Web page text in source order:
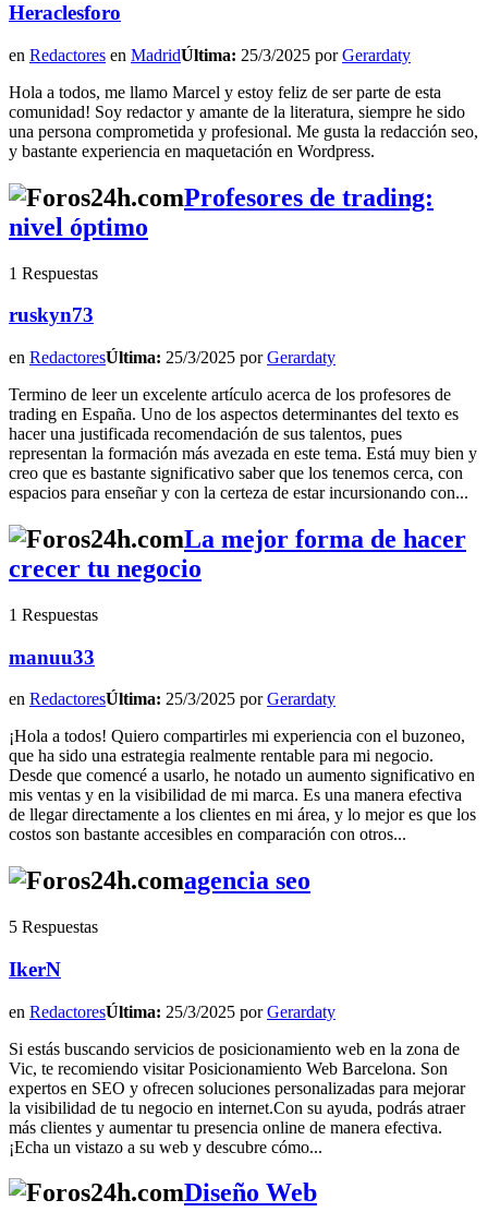
Heraclesforo
en Redactores en MadridÚltima: 25/3/2025 porGerardaty
Hola a todos, me llamo Marcel y estoy feliz de ser parte de esta
comunidad! Soy redactor y amante de la literatura, siempre he sido
una persona comprometida y profesional. Me gusta la redacción seo,
y bastante experiencia en maquetación en Wordpress.
Profesores de trading:
nivel óptimo
1 Respuestas
ruskyn73
en RedactoresÚltima: 25/3/2025 porGerardaty
Termino de leer un excelente artículo acerca de los profesores de
trading en España. Uno de los aspectos determinantes del texto es
hacer una justificada recomendación de sus talentos, pues
representan la formación más avezada en este tema. Está muy bien y
creo que es bastante significativo saber que los tenemos cerca, con
espacios para enseñar y con la certeza de estar incursionando con...
La mejor forma de hacer
crecer tu negocio
1 Respuestas
manuu33
en RedactoresÚltima: 25/3/2025 porGerardaty
¡Hola a todos! Quiero compartirles mi experiencia con el buzoneo,
que ha sido una estrategia realmente rentable para mi negocio.
Desde que comencé a usarlo, he notado un aumento significativo en
mis ventas y en la visibilidad de mi marca. Es una manera efectiva
de llegar directamente a los clientes en mi área, y lo mejor es que los
costos son bastante accesibles en comparación con otros...
agencia seo
5 Respuestas
IkerN
en RedactoresÚltima: 25/3/2025 porGerardaty
Si estás buscando servicios de posicionamiento web en la zona de
Vic, te recomiendo visitar Posicionamiento Web Barcelona. Son
expertos en SEO y ofrecen soluciones personalizadas para mejorar
la visibilidad de tu negocio en internet.Con su ayuda, podrás atraer
más clientes y aumentar tu presencia online de manera efectiva.
¡Echa un vistazo a su web y descubre cómo...
Diseño Web